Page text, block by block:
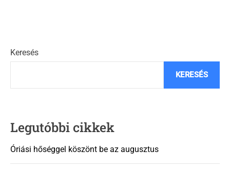
Keresés
KERESÉS
Legutóbbi cikkek
Óriási hőséggel köszönt be az augusztus